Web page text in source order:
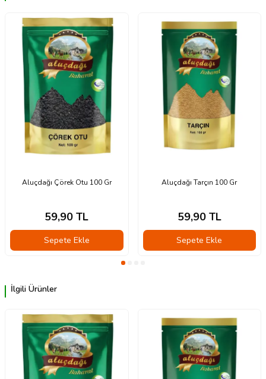
Aluçdağı Çörek Otu 100 Gr
59,90 TL
Sepete Ekle
Aluçdağı Tarçın 100 Gr
59,90TL
Sepete Ekle
İlgili Ürünler